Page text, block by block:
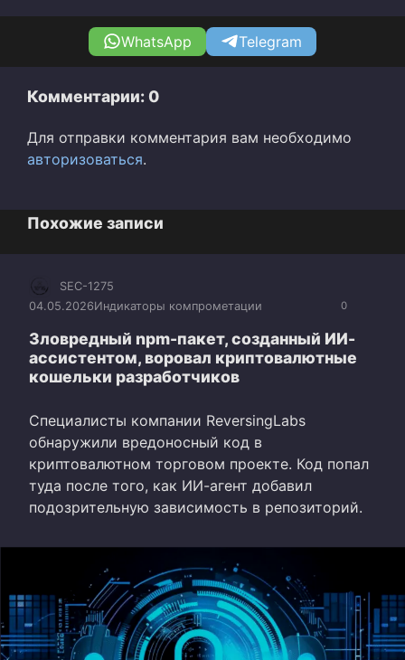
WhatsApp Telegram
Комментарии: 0
Для отправки комментария вам необходимо
авторизоваться.
Похожие записи
0
SEC-1275
04.05.2026Индикаторы компрометации
Зловредный npm-пакет, созданный ИИ-
ассистентом, воровал криптовалютные
кошельки разработчиков
Специалисты компании ReversingLabs
обнаружили вредоносный код в
криптовалютном торговом проекте. Код попал
туда после того, как ИИ-агент добавил
подозрительную зависимость в репозиторий.